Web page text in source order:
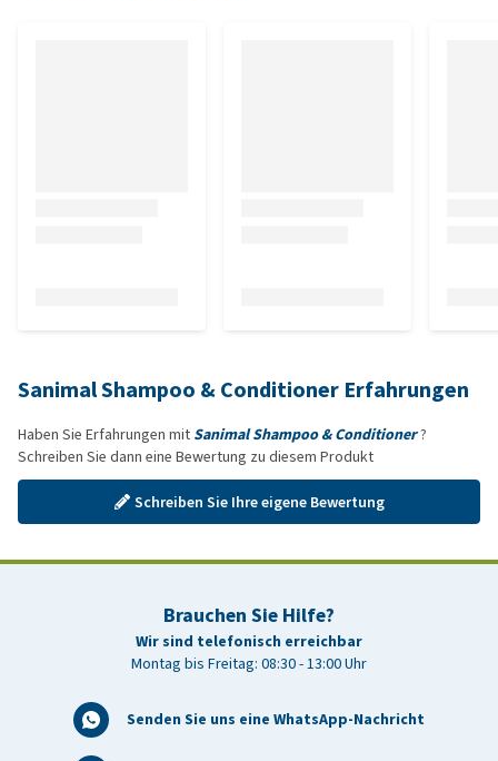
Sanimal Shampoo & Conditioner Erfahrungen
Haben Sie Erfahrungen mit Sanimal Shampoo & Conditioner?
Schreiben Sie dann eine Bewertung zu diesem Produkt
Schreiben Sie Ihre eigene Bewertung
Brauchen Sie Hilfe?
Wir sind telefonisch erreichbar
Montag bis Freitag: 08:30 - 13:00 Uhr
Senden Sie uns eine WhatsApp-Nachricht